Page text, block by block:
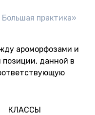
практика»
ароморфозами и
данной в
КЛАССЫ